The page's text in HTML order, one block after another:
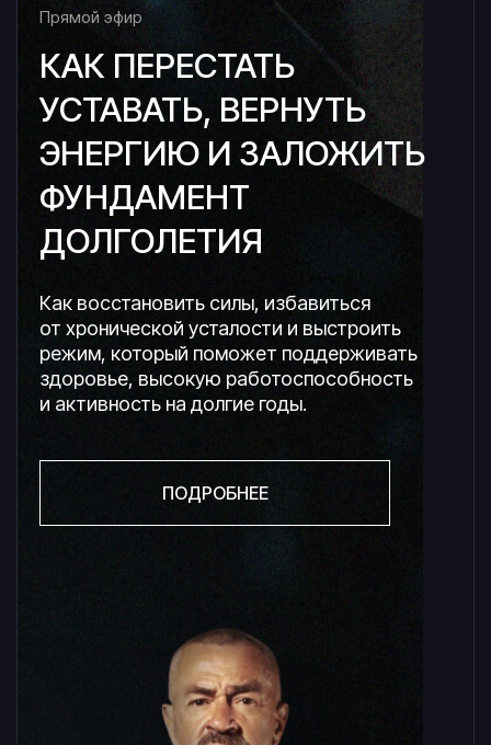
Прямой эфир
КАК ПЕРЕСТАТЬ
УСТАВАТЬ, ВЕРНУТЬ
ЭНЕРГИЮ И ЗАЛОЖИТЬ
ФУНДАМЕНТ
ДОЛГОЛЕТИЯ
Как восстановить силы, избавиться
от хронической усталости и выстроить
режим, который поможет поддерживать
здоровье, высокую работоспособность
и активность на долгие годы.
ПОДРОБНЕЕ